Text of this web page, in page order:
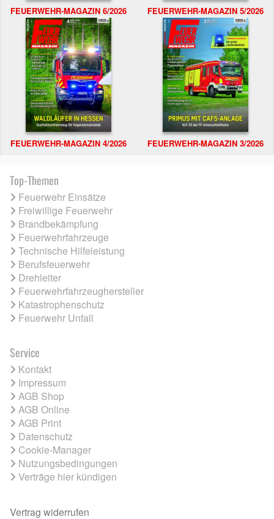
FEUERWEHR-MAGAZIN 6/2026 FEUERWEHR-MAGAZIN 5/2026
FEUERWEHR-MAGAZIN 4/2026 FEUERWEHR-MAGAZIN 3/2026
Top-Themen
Feuerwehr Einsätze
Freiwillige Feuerwehr
Brandbekämpfung
Feuerwehrfahrzeuge
Technische Hilfeleistung
Berufsfeuerwehr
Drehleiter
Feuerwehrfahrzeughersteller
Katastrophenschutz
Feuerwehr Unfall
Service
Kontakt
Impressum
AGB Shop
AGB Online
AGB Print
Datenschutz
Cookie-Manager
Nutzungsbedingungen
Verträge hier kündigen
Vertrag widerrufen